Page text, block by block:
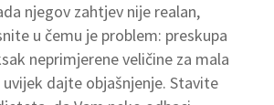
njegov zahtjev nije realan,
u čemu je problem: preskupa
neprimjerene veličine za mala
uvijek dajte objašnjenje. Stavite